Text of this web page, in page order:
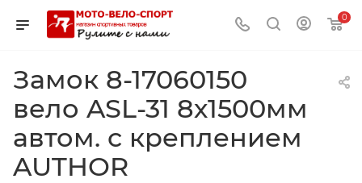
0
Замок 8-17060150
вело ASL-31 8х1500мм
автом. с креплением
AUTHOR